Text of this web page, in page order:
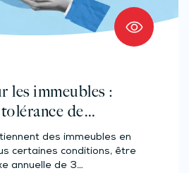
les immeubles :
de
?
des immeubles en
certaines conditions, être
annuelle de 3…